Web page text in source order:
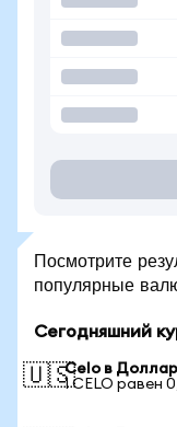
Посмотрите
популярные
Сегодняшний
🇺🇸Celo в
1 CELO равен